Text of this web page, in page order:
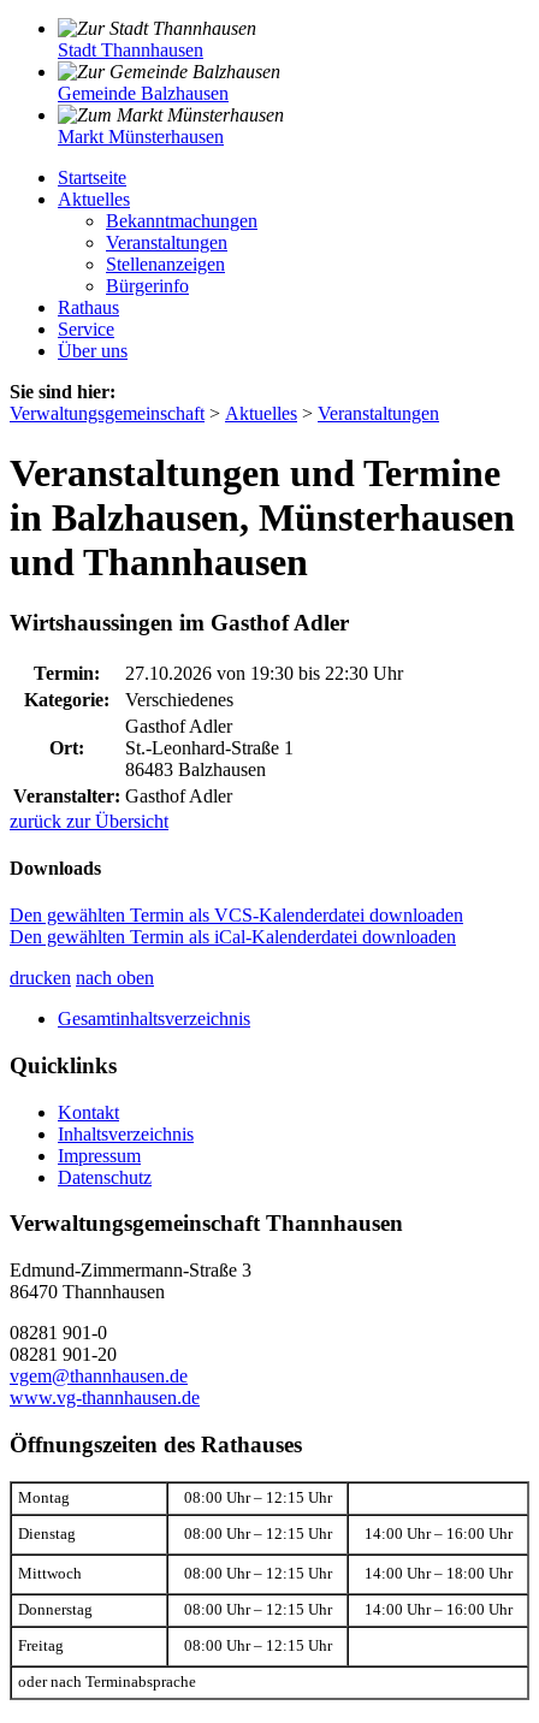
Stadt Thannhausen
Gemeinde Balzhausen
Markt Münsterhausen
Startseite
Aktuelles
Bekanntmachungen
Veranstaltungen
Stellenanzeigen
Bürgerinfo
Rathaus
Service
Über uns
Sie sind hier:
Verwaltungsgemeinschaft > Aktuelles > Veranstaltungen
Veranstaltungen und Termine
in Balzhausen, Münsterhausen
und Thannhausen
Wirtshaussingen im Gasthof Adler
Termin: 27.10.2026 von 19:30 bis 22:30 Uhr
Kategorie:
Verschiedenes
Ort:
Gasthof Adler
St.-Leonhard-Straße 1
86483 Balzhausen
Veranstalter: Gasthof Adler
zurück zur Übersicht
Downloads
Den gewählten Termin als VCS-Kalenderdatei downloaden
Den gewählten Termin als iCal-Kalenderdatei downloaden
drucken nach oben
Gesamtinhaltsverzeichnis
Quicklinks
Kontakt
Inhaltsverzeichnis
Impressum
Datenschutz
Verwaltungsgemeinschaft Thannhausen
Edmund-Zimmermann-Straße 3
86470 Thannhausen
08281 901-0
08281 901-20
vgem@thannhausen.de
www.vg-thannhausen.de
Öffnungszeiten des Rathauses
Montag 08:00 Uhr – 12:15 Uhr
Dienstag 08:00 Uhr – 12:15 Uhr 14:00 Uhr – 16:00 Uhr
Mittwoch 08:00 Uhr – 12:15 Uhr 14:00 Uhr – 18:00 Uhr
Donnerstag 08:00 Uhr – 12:15 Uhr 14:00 Uhr – 16:00 Uhr
Freitag 08:00 Uhr – 12:15 Uhr
oder nach Terminabsprache